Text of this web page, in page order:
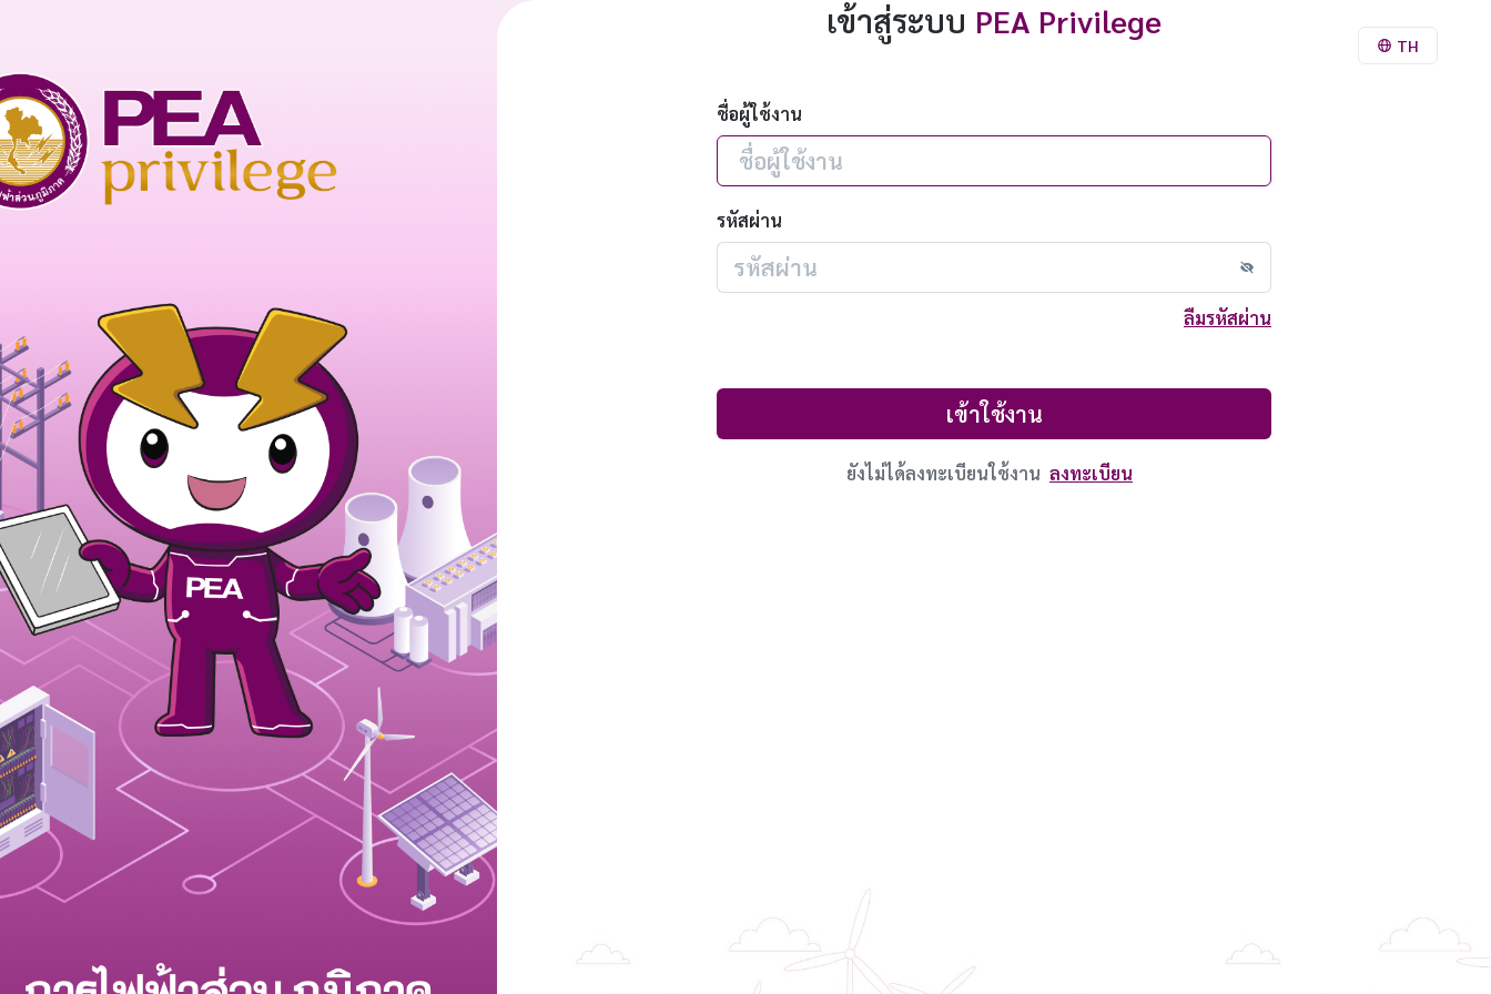
TH
เข้าสู่ระบบ PEA Privilege
ชื่อผู้ใช้งาน
รหัสผ่าน
ลืมรหัสผ่าน
เข้าใช้งาน
ยังไม่ได้ลงทะเบียนใช้งาน ลงทะเบียน